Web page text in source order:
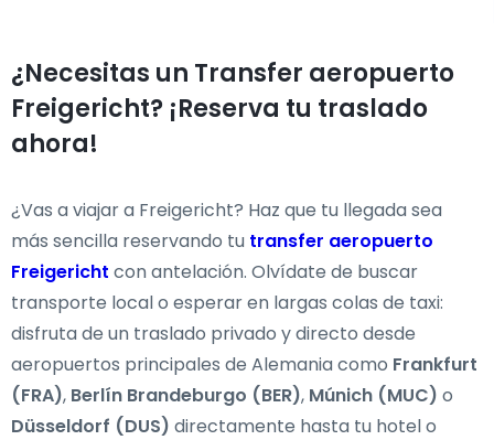
¿Necesitas un Transfer aeropuerto
Freigericht? ¡Reserva tu traslado
ahora!
¿Vas a viajar a Freigericht? Haz que tu llegada sea
más sencilla reservando tu transfer aeropuerto
Freigericht con antelación. Olvídate de buscar
transporte local o esperar en largas colas de taxi:
disfruta de un traslado privado y directo desde
aeropuertos principales de Alemania como Frankfurt
(FRA), Berlín Brandeburgo (BER), Múnich (MUC) o
Düsseldorf (DUS) directamente hasta tu hotel o